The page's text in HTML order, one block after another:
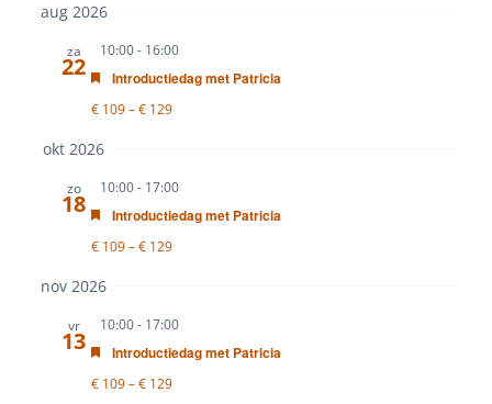
datum
aug 2026
za
22
10:00- 16:00
Uitgelicht
Introductiedag met Patricia
€ 109 – € 129
okt 2026
zo
18
10:00- 17:00
Uitgelicht
Introductiedag met Patricia
€ 109 – € 129
nov 2026
vr
13
10:00- 17:00
Uitgelicht
Introductiedag met Patricia
€ 109 – € 129